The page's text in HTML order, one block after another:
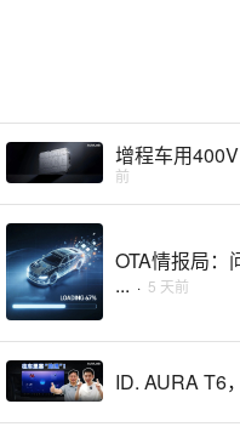
增程车用
前
OTA情报局：
... · 5 天前
ID. AURA T6